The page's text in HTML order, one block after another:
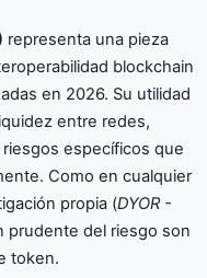
representa una pieza
blockchain
en 2026. Su utilidad
entre redes,
específicos que
Como en cualquier
propia (DYOR -
prudente del riesgo son
token.